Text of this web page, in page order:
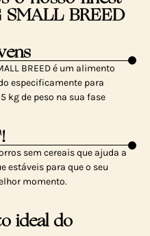
BREED
BREED é um alimento
especificamente para
kg de peso na sua fase
sem cereais que ajuda a
estáveis para que o seu
momento.
ideal do